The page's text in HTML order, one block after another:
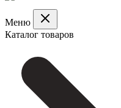
Меню
Каталог товаров